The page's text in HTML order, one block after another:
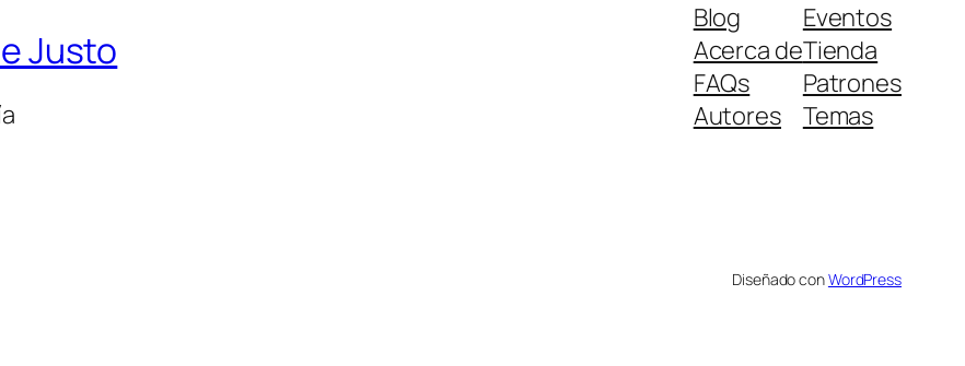
Justo
Blog
Acerca de
FAQs
Autores
Eventos
Tienda
Patrones
Temas
Diseñado conWordPress